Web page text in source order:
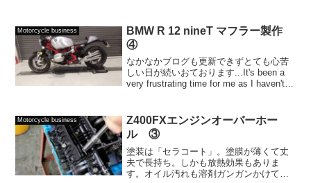
STAGE」に、T...
Motorcycle business
BMW R 12 nineT マフラー製作
④
なかなかブログも更新できずとても心苦
しい日が続いおております...It's been a
very frustrating time for me as I haven't
Motorcycle business
Z400FXエンジンオーバーホー
ル ③
塗装は「セラコート」。塗膜が薄くて丈
夫で長持ち。しかも放熱効果もありま
す。オイル汚れも溶剤ガンガンかけて平